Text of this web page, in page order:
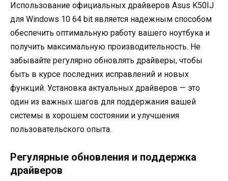
Использование официальных драйверов Asus K50IJ
для Windows 10 64 bit является надежным способом
обеспечить оптимальную работу вашего ноутбука и
получить максимальную производительность. Не
забывайте регулярно обновлять драйверы, чтобы
быть в курсе последних исправлений и новых
функций. Установка актуальных драйверов — это
один из важных шагов для поддержания вашей
системы в хорошем состоянии и улучшения
пользовательского опыта.
Регулярные обновления и поддержка
драйверов